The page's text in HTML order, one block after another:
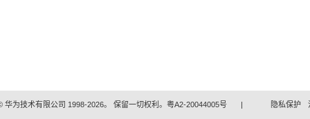
华为技术有限公司 1998-2026。 保留一切权利。粤A2-20044005号 | 隐私保护